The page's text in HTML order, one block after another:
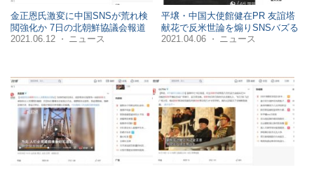
金正恩氏激変に中国SNSが荒れ検
閲強化か 7日の北朝鮮協議会報道
2021.06.12
・ ニュース
平壌・中国大使館健在PR 友誼塔
献花で反米世論を煽りSNSバズる
2021.04.06
・ ニュース